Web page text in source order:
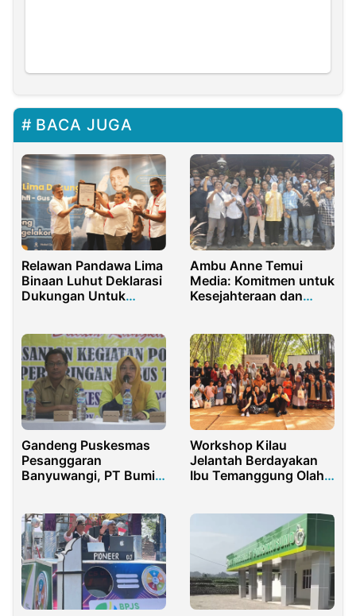
BACA JUGA
Relawan Pandawa Lima
Binaan Luhut Deklarasi
Dukungan Untuk
Ambu Anne Temui
Media: Komitmen untuk
Kesejahteraan dan
Gandeng Puskesmas
Pesanggaran
Banyuwangi, PT Bumi
Posyandu
Workshop Kilau
Jelantah Berdayakan
Ibu Temanggung Olah